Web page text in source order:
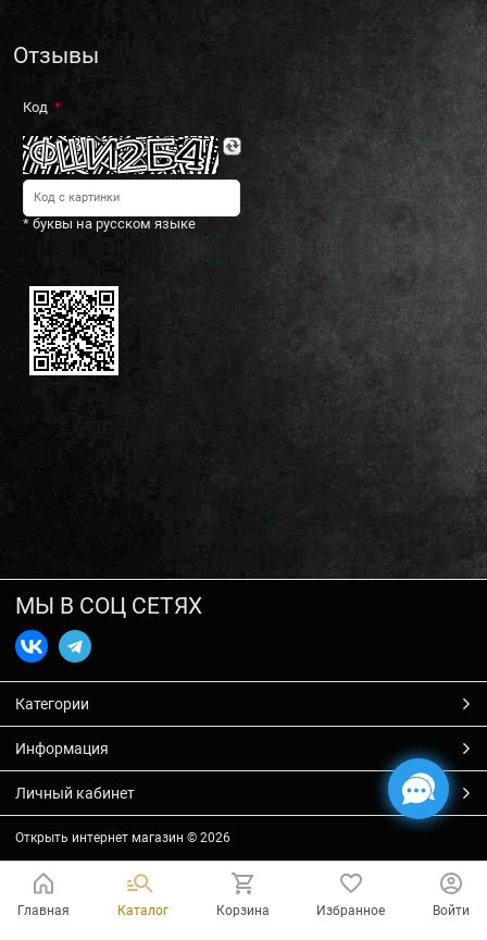
Отзывы
Код
* буквы на русском языке
МЫ В СОЦ СЕТЯХ
Категории
Информация
Личный кабинет
Открыть интернет магазин © 2026
Главная Каталог Корзина Избранное Войти